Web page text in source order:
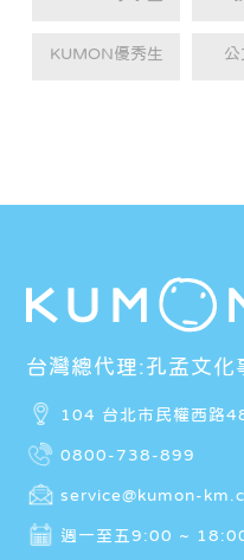
KUMON優秀生 公
台灣總代理:孔孟文化
104 台北市民權西路
0800-738-899
service@kumon-
週一至五9:00 ~